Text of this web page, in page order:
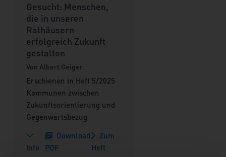
Gesucht: Menschen,
die in unseren
Rathäusern
erfolgreich Zukunft
gestalten
Von Albert Geiger
Erschienen in Heft 5/2025
Kommunen zwischen
Zukunftsorientierung und
Gegenwartsbezug
Info
Download
PDF
Zum
Heft